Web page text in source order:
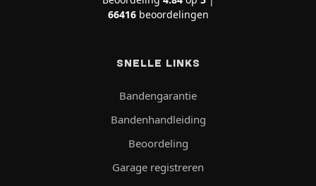
66416beoordelingen
SNELLE LINKS
Bandengarantie
Bandenhandleiding
Beoordeling
Garage registreren